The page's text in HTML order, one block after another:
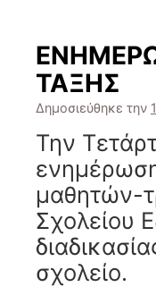
ΤΑΞΗΣ
Δημοσιεύθηκε την
Την
μαθητών-
Σχολείου
σχολείο.